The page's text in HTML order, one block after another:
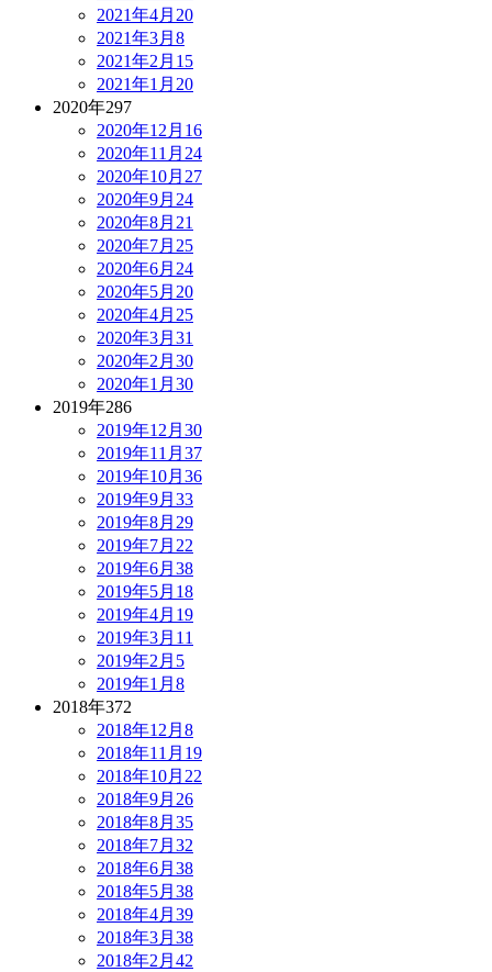
2021年4月 20
2021年3月 8
2021年2月 15
2021年1月 20
2020年297
2020年12月 16
2020年11月 24
2020年10月 27
2020年9月 24
2020年8月 21
2020年7月 25
2020年6月 24
2020年5月 20
2020年4月 25
2020年3月 31
2020年2月 30
2020年1月 30
2019年286
2019年12月 30
2019年11月 37
2019年10月 36
2019年9月 33
2019年8月 29
2019年7月 22
2019年6月 38
2019年5月 18
2019年4月 19
2019年3月 11
2019年2月 5
2019年1月 8
2018年372
2018年12月 8
2018年11月 19
2018年10月 22
2018年9月 26
2018年8月 35
2018年7月 32
2018年6月 38
2018年5月 38
2018年4月 39
2018年3月 38
2018年2月 42